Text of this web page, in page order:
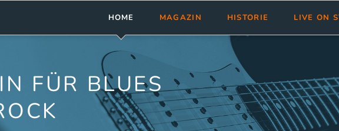
HOME MAGAZIN
Aktuelle Ausgabe
bluesnews ab Nr. 101
bluesnews Nr. 51 - 100
HISTORIE
bluesnews-Magazin
bluesnews Collection
bluesnewsletter
Blues Guide Germany
LIVE ON
Termine
FÜR BLUES